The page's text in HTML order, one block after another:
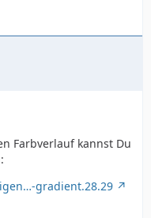
Farbverlauf kannst Du
gradient.28.29